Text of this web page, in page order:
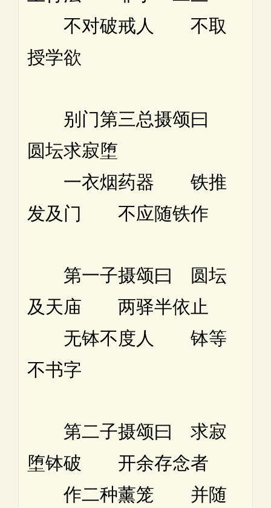
不对破戒人 不取
授学欲
别门第三总摄颂曰
圆坛求寂堕
一衣烟药器 铁推
发及门 不应随铁作
第一子摄颂曰 圆坛
及天庙 两驿半依止
无钵不度人 钵等
不书字
第二子摄颂曰 求寂
堕钵破 开余存念者
作二种薰笼 并随